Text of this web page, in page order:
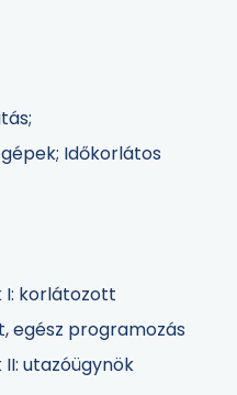
Időkorlátos
I: korlátozott
egész programozás
utazóügynök